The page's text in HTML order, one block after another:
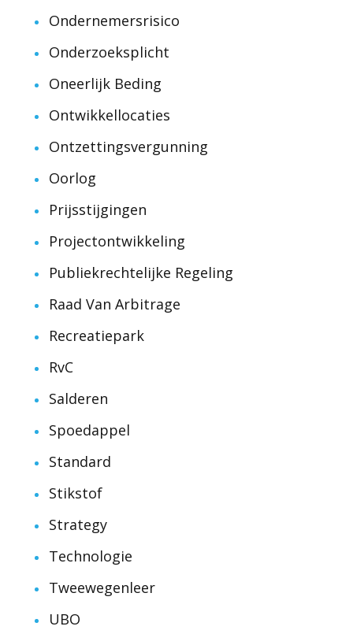
Ondernemersrisico
Onderzoeksplicht
Oneerlijk Beding
Ontwikkellocaties
Ontzettingsvergunning
Oorlog
Prijsstijgingen
Projectontwikkeling
Publiekrechtelijke Regeling
Raad Van Arbitrage
Recreatiepark
RvC
Salderen
Spoedappel
Standard
Stikstof
Strategy
Technologie
Tweewegenleer
UBO